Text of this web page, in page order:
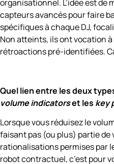
organisationnel. L’idée est de
capteurs avancés pour faire
spécifiques à chaque DJ,
Non atteints, ils ont vocation
rétroactions pré-identifiées.
Quel lien entre les deux
volume indicatorset les key
Lorsque vous réduisez le
faisant pas (ou plus) partie de
rationalisations permises par
robot contractuel, c’est pour